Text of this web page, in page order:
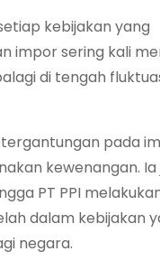
kebijakan yang
impor sering kali
di tengah
pada
kewenangan. Ia
PT PPI
dalam kebijakan
negara.